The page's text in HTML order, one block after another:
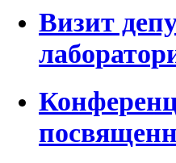
Визит